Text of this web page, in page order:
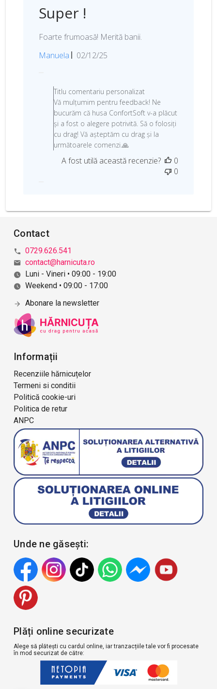
Super !
Foarte frumoasă! Merită banii.
Manuela
D
p
u
b
l
i
c
ă
02/12/25
o
m
e
n
t
a
i
i
e
n
u
i
a
r
e
c
z
i
a
i
t
Titlu comentariu personalizat
Vă mulțumim pentru feedback! Ne
bucurăm că husa ConfortSoft v-a plăcut
și a fost o alegere potrivită. Să o folosiți
cu drag! Vă așteptăm cu drag și la
următoarele comenzi.🙏
A fost utilă această recenzie?
0
0
Contact
0729.626.541
contact@harnicuta.ro
Luni - Vineri • 09:00 - 19:00
Weekend • 09:00 - 17:00
Abonare la newsletter
Informații
Recenziile hărnicuțelor
Termeni si conditii
Politică cookie-uri
Politica de retur
ANPC
Unde ne găsești:
Plăți online securizate
Alege să plătești cu cardul online, iar tranzacțiile tale vor fi procesate
în mod securizat de către: